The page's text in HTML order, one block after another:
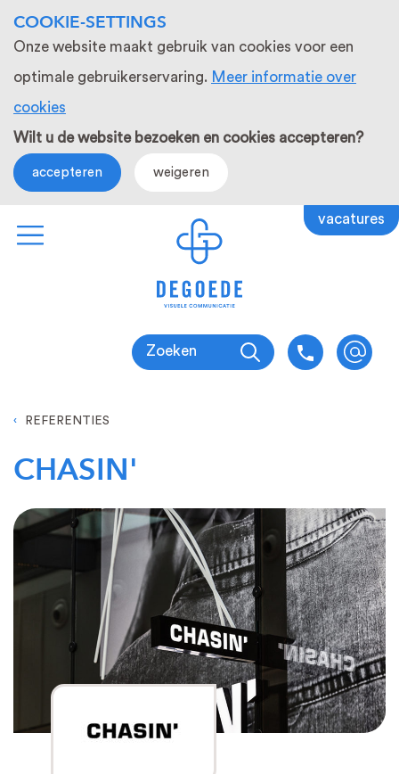
COOKIE-SETTINGS
Onze website maakt gebruik van cookies voor een
optimale gebruikerservaring. Meer informatie over
cookies
Wilt u de website bezoeken en cookies accepteren?
accepteren weigeren
vacatures
Zoeken
REFERENTIES
CHASIN'